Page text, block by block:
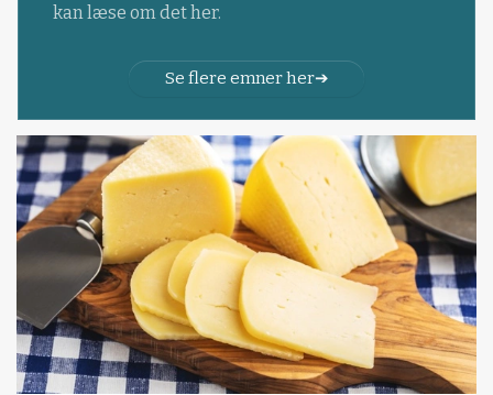
kan læse om det her.
Se flere emner her